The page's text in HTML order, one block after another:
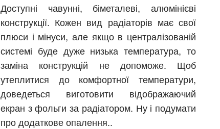
Доступні чавунні, біметалеві, алюмінієві
конструкції. Кожен вид радіаторів має свої
плюси і мінуси, але якщо в централізованій
системі буде дуже низька температура, то
заміна конструкцій не допоможе. Щоб
утеплитися до комфортної температури,
доведеться виготовити відображаючий
екран з фольги за радіатором. Ну і подумати
про додаткове опалення..
Івано-Франківськ
Львів
Вінниця
Замовити